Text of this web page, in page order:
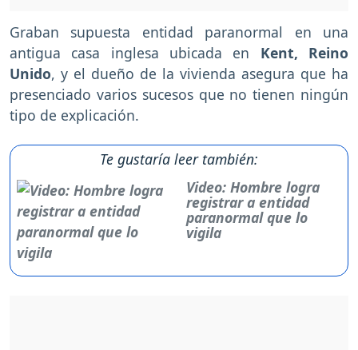
Graban supuesta entidad paranormal en una
antigua casa inglesa ubicada en Kent, Reino
Unido, y el dueño de la vivienda asegura que ha
presenciado varios sucesos que no tienen ningún
tipo de explicación.
Te gustaría leer también:
Video: Hombre logra
registrar a entidad
paranormal que lo
vigila